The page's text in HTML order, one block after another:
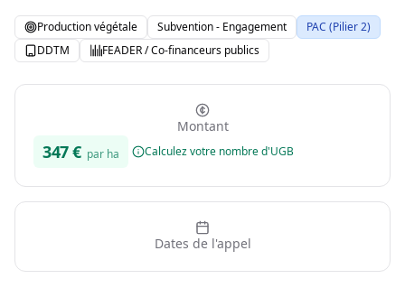
Production végétale Subvention - Engagement
PAC (Pilier 2)
DDTM
FEADER / Co-financeurs publics
Montant
347€ par ha Calculez votre nombre d'UGB
Dates de l'appel